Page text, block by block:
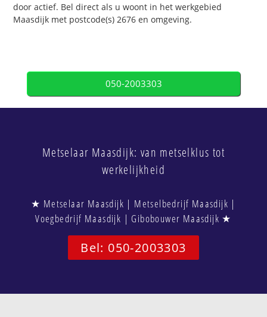
door actief. Bel direct als u woont in het werkgebied
Maasdijk met postcode(s) 2676 en omgeving.
050-2003303
Metselaar Maasdijk: van metselklus tot
werkelijkheid
★ Metselaar Maasdijk | Metselbedrijf Maasdijk |
Voegbedrijf Maasdijk | Gibobouwer Maasdijk ★
Bel: 050-2003303